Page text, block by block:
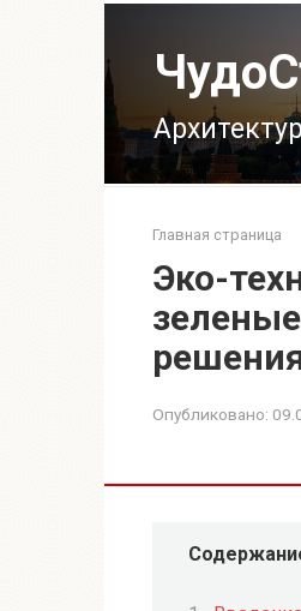
Главная страница
Эко-
Опубликовано: